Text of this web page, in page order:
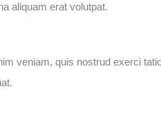
aliquam erat volutpat.
veniam, quis nostrud exerci